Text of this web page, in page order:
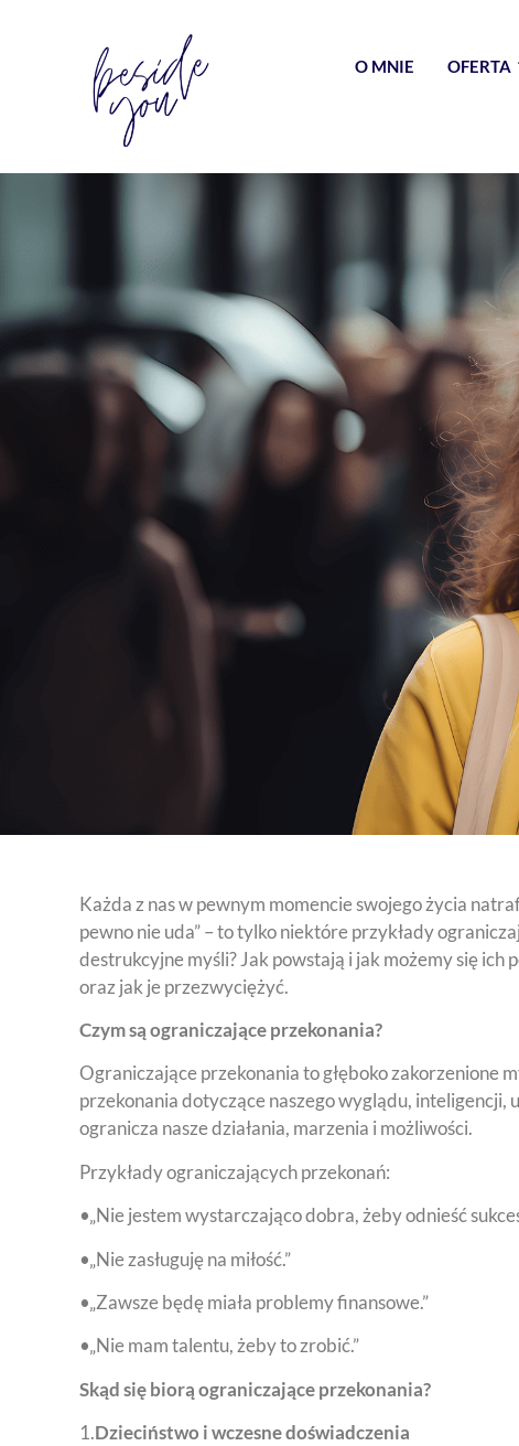
O MNIE OFERTA
Każda z nas w pewnym momencie swojego życia
pewno nie uda” – to tylko niektóre przykłady
destrukcyjne myśli? Jak powstają i jak możemy się ich
oraz jak je przezwyciężyć.
Czym są ograniczające przekonania?
Ograniczające przekonania to głęboko zakorzenione
przekonania dotyczące naszego wyglądu, inteligencji,
ogranicza nasze działania, marzenia i możliwości.
Przykłady ograniczających przekonań:
•„Nie jestem wystarczająco dobra, żeby odnieść
•„Nie zasługuję na miłość.”
•„Zawsze będę miała problemy finansowe.”
•„Nie mam talentu, żeby to zrobić.”
Skąd się biorą ograniczające przekonania?
1.Dzieciństwo i wczesne doświadczenia